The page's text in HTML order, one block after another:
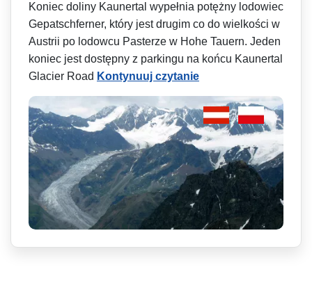
Koniec doliny Kaunertal wypełnia potężny lodowiec
Gepatschferner, który jest drugim co do wielkości w
Austrii po lodowcu Pasterze w Hohe Tauern. Jeden
koniec jest dostępny z parkingu na końcu Kaunertal
Glacier Road Kontynuuj czytanie